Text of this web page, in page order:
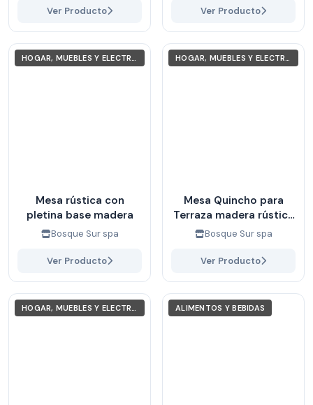
Ver Producto Ver Producto
HOGAR, MUEBLES Y ELECTRODOMÉSTICOS
Mesa rústica con
pletina base madera
Bosque Sur spa
Ver Producto
HOGAR, MUEBLES Y ELECTRODOMÉSTICOS
Mesa Quincho para
Terraza madera rústica
con dos bancas
Bosque Sur spa
Ver Producto
HOGAR, MUEBLES Y ELECTRODOMÉSTICOS ALIMENTOS Y BEBIDAS